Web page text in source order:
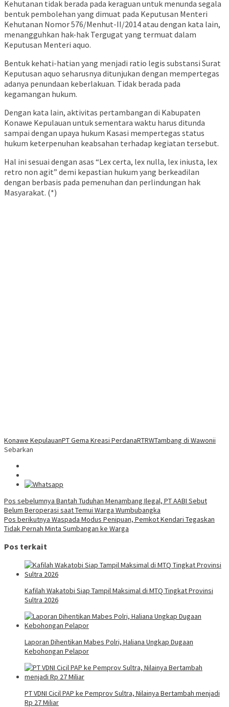
Kehutanan tidak berada pada keraguan untuk menunda segala
bentuk pembolehan yang dimuat pada Keputusan Menteri
Kehutanan Nomor 576/Menhut-II/2014 atau dengan kata lain,
menangguhkan hak-hak Tergugat yang termuat dalam
Keputusan Menteri aquo.
Bentuk kehati-hatian yang menjadi ratio legis substansi Surat
Keputusan aquo seharusnya ditunjukan dengan mempertegas
adanya penundaan keberlakuan. Tidak berada pada
kegamangan hukum.
Dengan kata lain, aktivitas pertambangan di Kabupaten
Konawe Kepulauan untuk sementara waktu harus ditunda
sampai dengan upaya hukum Kasasi mempertegas status
hukum keterpenuhan keabsahan terhadap kegiatan tersebut.
Hal ini sesuai dengan asas “Lex certa, lex nulla, lex iniusta, lex
retro non agit” demi kepastian hukum yang berkeadilan
dengan berbasis pada pemenuhan dan perlindungan hak
Masyarakat. (*)
Konawe KepulauanPT Gema Kreasi PerdanaRTRWTambang di Wawonii
Sebarkan
Navigasi
pos
Pos sebelumnya Bantah Tuduhan Menambang Ilegal, PT AABI Sebut
Belum Beroperasi saat Temui Warga Wumbubangka
Pos berikutnya Waspada Modus Penipuan, Pemkot Kendari Tegaskan
Tidak Pernah Minta Sumbangan ke Warga
Pos terkait
Kafilah Wakatobi Siap Tampil Maksimal di MTQ Tingkat Provinsi
Sultra 2026
Laporan Dihentikan Mabes Polri, Haliana Ungkap Dugaan
Kebohongan Pelapor
PT VDNI Cicil PAP ke Pemprov Sultra, Nilainya Bertambah menjadi
Rp 27 Miliar